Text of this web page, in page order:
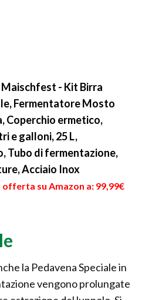
- Kit Birra
Fermentatore Mosto
Coperchio ermetico,
e galloni, 25 L,
Tubo di fermentazione,
Acciaio Inox
offerta su Amazon a: 99,99€
la Pedavena Speciale in
vengono prolungate